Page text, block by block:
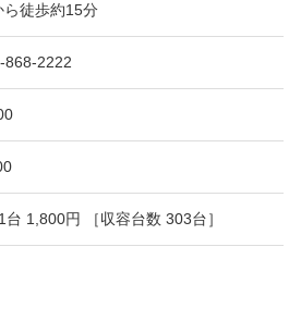
ら徒歩約15分
868-2222
台 1,800円 ［収容台数 303台］